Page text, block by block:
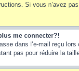
Si vous n’avez
me connecter?!
dans l’e-mail reçu
pas pour réduire la